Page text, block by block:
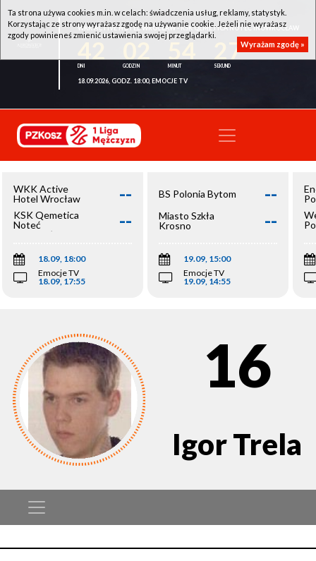
WKK ACTIVE HOTEL WROCŁAW - KSK QEMETICA NOTEĆ INOWROCŁAW
26
18.09.2026, GODZ. 18:00, EMOCJE TV
WKK Active
Hotel Wrocław
--
KSK Qemetica
Noteć
Inowrocław
--
18.09, 18:00
Emocje TV
18.09, 17:55
BS Polonia Bytom --
Miasto Szkła
Krosno
--
19.09, 15:00
Emocje TV
19.09, 14:55
16
Igor Trela
Ta strona używa cookies m.in. w celach: świadczenia usług, reklamy, statystyk.
Korzystając ze strony wyrażasz zgodę na używanie cookie. Jeżeli nie wyrażasz
zgody powinieneś zmienić ustawienia swojej przeglądarki.
Wyrażam zgodę »